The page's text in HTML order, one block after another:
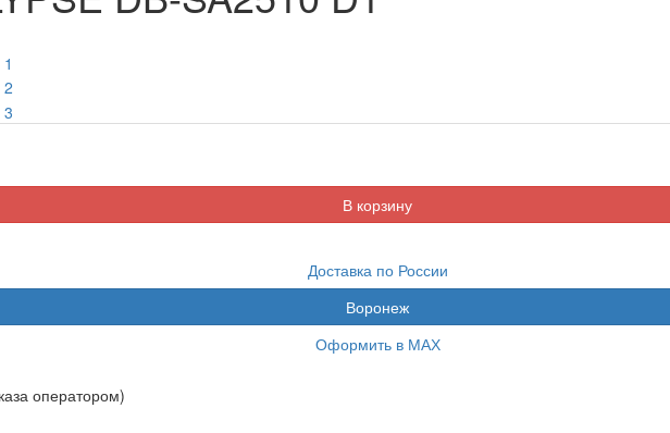
Доставка по России
Воронеж
Оформить в МАХ
оператором)